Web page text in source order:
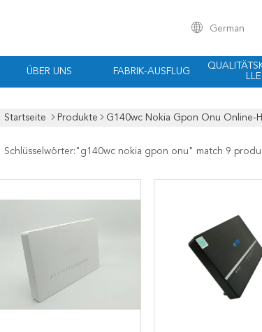
German
ÜBER UNS FABRIK-AUSFLUG
LLE
Startseite Produkte G140wc Nokia Gpon Onu Online-
Schlüsselwörter:" g140wc nokia gpon onu " match 9